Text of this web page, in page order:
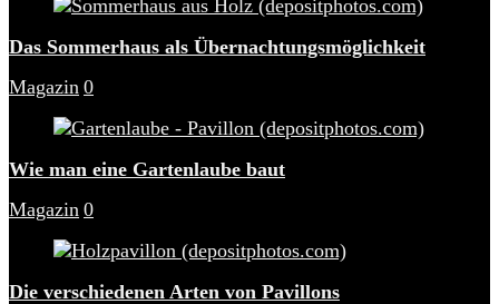
Das Sommerhaus als Übernachtungsmöglichkeit
Magazin 0
Wie man eine Gartenlaube baut
Magazin 0
Die verschiedenen Arten von Pavillons